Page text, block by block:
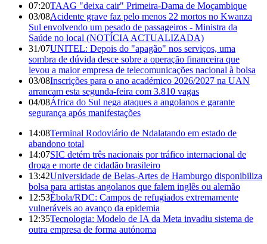
07:20TAAG "deixa cair" Primeira-Dama de Moçambique
03/08Acidente grave faz pelo menos 22 mortos no Kwanza
Sul envolvendo um pesado de passageiros - Ministra da
Saúde no local (NOTÍCIA ACTUALIZADA)
31/07UNITEL: Depois do "apagão" nos serviços, uma
sombra de dúvida desce sobre a operação financeira que
levou a maior empresa de telecomunicações nacional à bolsa
03/08Inscrições para o ano académico 2026/2027 na UAN
arrancam esta segunda-feira com 3.810 vagas
04/08África do Sul nega ataques a angolanos e garante
segurança após manifestações
14:08Terminal Rodoviário de Ndalatando em estado de
abandono total
14:07SIC detém três nacionais por tráfico internacional de
droga e morte de cidadão brasileiro
13:42Universidade de Belas-Artes de Hamburgo disponibiliza
bolsa para artistas angolanos que falem inglês ou alemão
12:53Ébola/RDC: Campos de refugiados extremamente
vulneráveis ao avanço da epidemia
12:35Tecnologia: Modelo de IA da Meta invadiu sistema de
outra empresa de forma autónoma